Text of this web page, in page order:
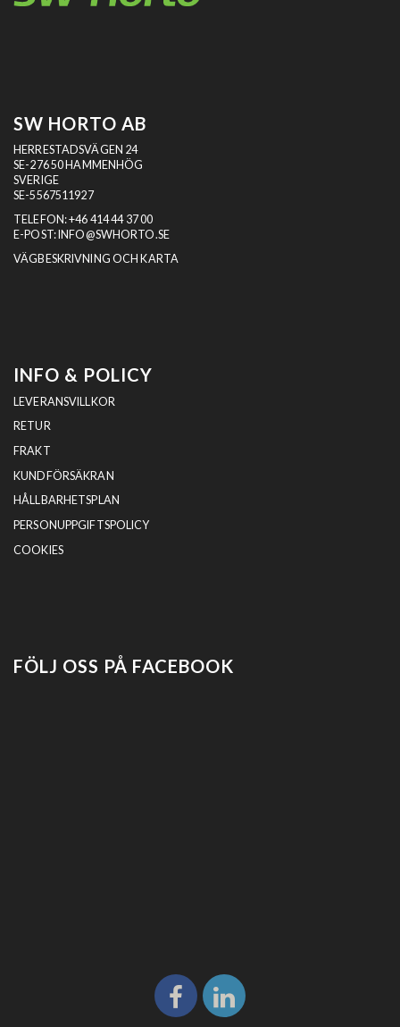
SW HORTO AB
HERRESTADSVÄGEN 24
SE-276 50 HAMMENHÖG
SVERIGE
SE-5567511927
TELEFON:+46 414 44 37 00
E-POST: INFO@SWHORTO.SE
VÄGBESKRIVNING OCH KARTA
INFO & POLICY
LEVERANSVILLKOR
RETUR
FRAKT
KUNDFÖRSÄKRAN
HÅLLBARHETSPLAN
PERSONUPPGIFTSPOLICY
COOKIES
FÖLJ OSS PÅ FACEBOOK